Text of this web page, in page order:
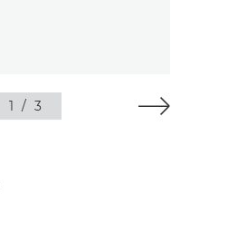
1 / 3